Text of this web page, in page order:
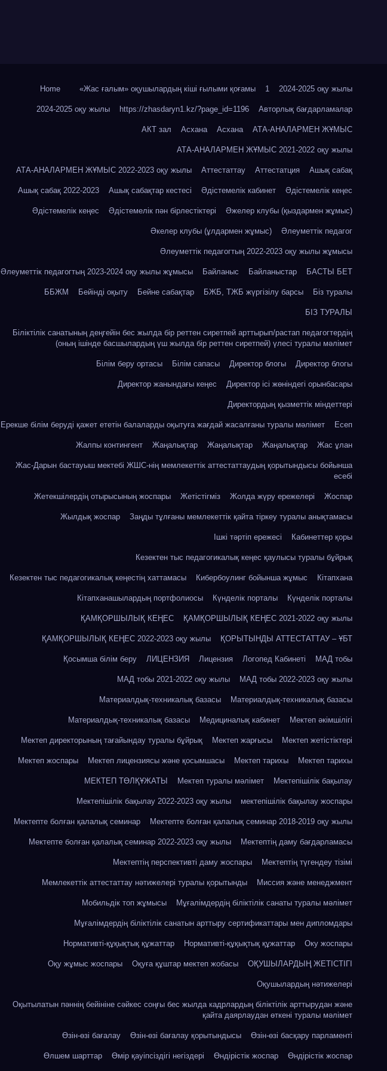
Home «Жас ғалым» оқушылардың кіші ғылыми қоғамы 1 2024-2025 оқу жылы
2024-2025 оқу жылы https://zhasdaryn1.kz/?page_id=1196 Авторлық бағдарламалар
АКТ зал Асхана Асхана АТА-АНАЛАРМЕН ЖҰМЫС
АТА-АНАЛАРМЕН ЖҰМЫС 2021-2022 оқу жылы
АТА-АНАЛАРМЕН ЖҰМЫС 2022-2023 оқу жылы Аттестаттау Аттестатция Ашық сабақ
Ашық сабақ 2022-2023 Ашық сабақтар кестесі Әдістемелік кабинет Әдістемелік кеңес
Әдістемелік кеңес Әдістемелік пән бірлестіктері Әжелер клубы (қыздармен жұмыс)
Әкелер клубы (ұлдармен жұмыс) Әлеуметтік педагог
Әлеуметтік педагогтың 2022-2023 оқу жылы жұмысы
Әлеуметтік педагогтың 2023-2024 оқу жылы жұмысы Байланыс Байланыстар БАСТЫ БЕТ
ББЖМ Бейінді оқыту Бейне сабақтар БЖБ, ТЖБ жүргізілу барсы Біз туралы
БІЗ ТУРАЛЫ
Біліктілік санатының деңгейін бес жылда бір реттен сиретпей арттырып/растап педагогтердің
(оның ішінде басшылардың үш жылда бір реттен сиретпей) үлесі туралы мәлімет
Білім беру ортасы Білім сапасы Директор блогы Директор блогы
Директор жанындағы кеңес Директор ісі жөніндегі орынбасары
Директордың қызметтік міндеттері
Ерекше білім беруді қажет ететін балаларды оқытуға жағдай жасалғаны туралы мәлімет Есеп
Жалпы контингент Жаңалықтар Жаңалықтар Жаңалықтар Жас ұлан
Жас-Дарын бастауыш мектебі ЖШС-нің мемлекеттік аттестаттаудың қорытындысы бойынша
есебі
Жетекшілердің отырысының жоспары Жетістігміз Жолда жүру ережелері Жоспар
Жылдық жоспар Заңды тұлғаны мемлекеттік қайта тіркеу туралы анықтамасы
Ішкі тәртіп ережесі Кабинеттер қоры
Кезектен тыс педагогикалық кеңес қаулысы туралы бұйрық
Кезектен тыс педагогикалық кеңестің хаттамасы Кибербоулинг бойынша жұмыс Кітапхана
Кітапханашылардың портфолиосы Күнделік порталы Күнделік порталы
ҚАМҚОРШЫЛЫҚ КЕҢЕС ҚАМҚОРШЫЛЫҚ КЕҢЕС 2021-2022 оқу жылы
ҚАМҚОРШЫЛЫҚ КЕҢЕС 2022-2023 оқу жылы ҚОРЫТЫНДЫ АТТЕСТАТТАУ – ҰБТ
Қосымша білім беру ЛИЦЕНЗИЯ Лицензия Логопед Кабинеті МАД тобы
МАД тобы 2021-2022 оқу жылы МАД тобы 2022-2023 оқу жылы
Материалдық-техникалық базасы Материалдық-техникалық базасы
Материалдық-техникалық базасы Медициналық кабинет Мектеп әкімшілігі
Мектеп директорының тағайындау туралы бұйрық Мектеп жарғысы Мектеп жетістіктері
Мектеп жоспары Мектеп лицензиясы және қосымшасы Мектеп тарихы Мектеп тарихы
МЕКТЕП ТӨЛҚҰЖАТЫ Мектеп туралы мәлімет Мектепішілік бақылау
Мектепішілік бақылау 2022-2023 оқу жылы мектепішілік бақылау жоспары
Мектепте болған қалалық семинар Мектепте болған қалалық семинар 2018-2019 оқу жылы
Мектепте болған қалалық семинар 2022-2023 оқу жылы Мектептің даму бағдарламасы
Мектептің перспективті даму жоспары Мектептің түгендеу тізімі
Мемлекеттік аттестаттау нәтижелері туралы қорытынды Миссия және менеджмент
Мобильдік топ жұмысы Мұғалімдердің біліктілік санаты туралы мәлімет
Мұғалімдердің біліктілік санатын арттыру сертификаттары мен дипломдары
Нормативті-құқықтық құжаттар Нормативті-құқықтық құжаттар Оку жоспары
Оқу жұмыс жоспары Оқуға құштар мектеп жобасы ОҚУШЫЛАРДЫҢ ЖЕТІСТІГІ
Оқушылардың нәтижелері
Оқытылатын пәннің бейініне сәйкес соңғы бес жылда кадрлардың біліктілік арттырудан және
қайта даярлаудан өткені туралы мәлімет
Өзін-өзі бағалау Өзін-өзі бағалау қорытындысы Өзін-өзі басқару парламенті
Өлшем шарттар Өмір қауіпсіздігі негіздері Өндірістік жоспар Өндірістік жоспар